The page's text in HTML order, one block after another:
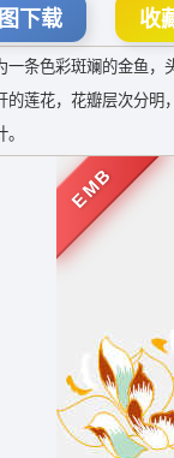
下载 收
条色彩斑斓的金鱼
的莲花，花瓣层次分
EMB